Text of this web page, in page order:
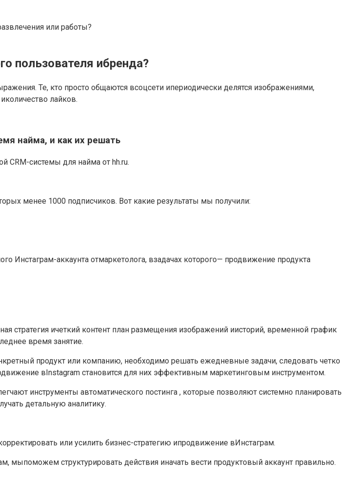
или работы?
пользователя ибренда?
Те, кто просто общаются всоцсети ипериодически делятся изображениями,
лайков.
найма, и как их решать
CRM-системы для найма от hh.ru.
менее 1000 подписчиков. Вот какие результаты мы получили:
Инстаграм-аккаунта отмаркетолога, взадачах которого— продвижение продукта
стратегия ичеткий контент план размещения изображений иисторий, временной график
время занятие.
продукт или компанию, необходимо решать ежедневные задачи, следовать четко
вInstagram становится для них эффективным маркетинговым инструментом.
инструменты автоматического постинга , которые позволяют системно планировать
детальную аналитику.
или усилить бизнес-стратегию ипродвижение вИнстаграм.
мыпоможем структурировать действия иначать вести продуктовый аккаунт правильно.